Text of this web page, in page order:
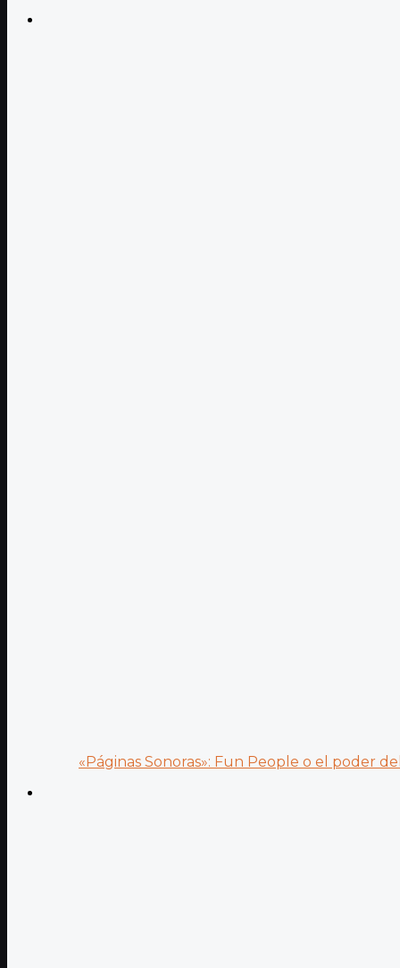
«Páginas Sonoras»: Fun People o el poder